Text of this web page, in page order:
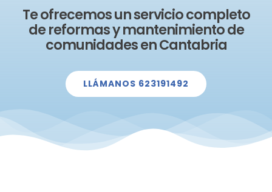
Te ofrecemos un servicio completo
de reformas y mantenimiento de
comunidades en Cantabria
LLÁMANOS 623191492